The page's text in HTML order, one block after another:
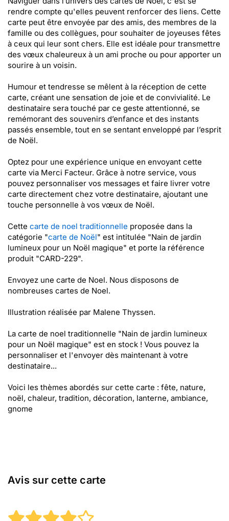
rendre compte qu'elles peuvent renforcer des liens. Cette
carte peut être envoyée par des amis, des membres de la
famille ou des collègues, pour souhaiter de joyeuses fêtes
à ceux qui leur sont chers. Elle est idéale pour transmettre
des vœux chaleureux à un ami proche ou pour apporter un
sourire à un voisin.
Humour et tendresse se mêlent à la réception de cette
carte, créant une sensation de joie et de convivialité. Le
destinataire sera touché par ce geste attentionné, se
remémorant des souvenirs d’enfance et des instants
passés ensemble, tout en se sentant enveloppé par l’esprit
de Noël.
Optez pour une expérience unique en envoyant cette
carte via Merci Facteur. Grâce à notre service, vous
pouvez personnaliser vos messages et faire livrer votre
carte directement chez votre destinataire, ajoutant une
touche personnelle à vos vœux de Noël.
Cette carte de noel traditionnelle proposée dans la
catégorie "carte de Noël" est intitulée "Nain de jardin
lumineux pour un Noël magique" et porte la référence
produit "CARD-229".
Envoyez une carte de Noel. Nous disposons de
nombreuses cartes de Noel.
Illustration réalisée par Malene Thyssen.
La carte de noel traditionnelle "Nain de jardin lumineux
pour un Noël magique" est en stock ! Vous pouvez la
personnaliser et l'envoyer dès maintenant à votre
destinataire...
Voici les thèmes abordés sur cette carte : fête, nature,
noël, chaleur, tradition, décoration, lanterne, ambiance,
gnome
Avis sur cette carte